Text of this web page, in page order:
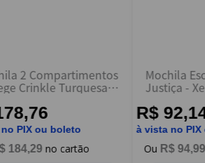
2 Compartimentos
Crinkle Turquesa -
PIX ou boleto
184,29
Mochila
Justiça -
R$
à vista no
R$ 94,99